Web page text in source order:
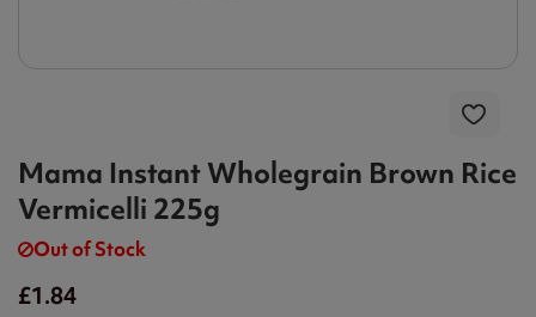
Mama Instant Wholegrain Brown Rice
Vermicelli 225g
Out of Stock
£1.84